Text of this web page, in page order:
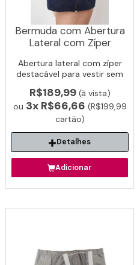
Detalhes
Adicionar
Bermuda com Abertura
Lateral com Zíper
Abertura lateral com zíper
destacável para vestir sem
pós-cirúrgico e reabilitação.
R$189,99(à vista)
ou 3x R$66,66 (R$199,99
cartão)